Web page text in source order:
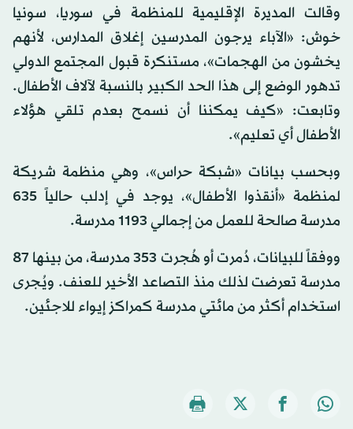
وقالت المديرة الإقليمية للمنظمة في سوريا، سونيا
خوش: «الآباء يرجون المدرسين إغلاق المدارس، لأنهم
يخشون من الهجمات»، مستنكرة قبول المجتمع الدولي
تدهور الوضع إلى هذا الحد الكبير بالنسبة لآلاف الأطفال.
وتابعت: «كيف يمكننا أن نسمح بعدم تلقي هؤلاء
الأطفال أي تعليم».
وبحسب بيانات «شبكة حراس»، وهي منظمة شريكة
لمنظمة «أنقذوا الأطفال»، يوجد في إدلب حالياً 635
مدرسة صالحة للعمل من إجمالي 1193 مدرسة.
ووفقاً للبيانات، دُمرت أو هُجرت 353 مدرسة، من بينها 87
مدرسة تعرضت لذلك منذ التصاعد الأخير للعنف. ويُجرى
استخدام أكثر من مائتي مدرسة كمراكز إيواء للاجئين.